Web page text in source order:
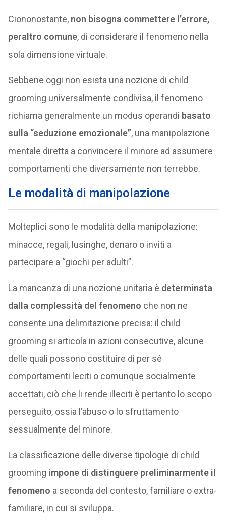
Ciononostante, non bisogna commettere l’errore,
peraltro comune, di considerare il fenomeno nella
sola dimensione virtuale.
Sebbene oggi non esista una nozione di child
grooming universalmente condivisa, il fenomeno
richiama generalmente un modus operandi basato
sulla “seduzione emozionale”, una manipolazione
mentale diretta a convincere il minore ad assumere
comportamenti che diversamente non terrebbe.
Le modalità di manipolazione
Molteplici sono le modalità della manipolazione:
minacce, regali, lusinghe, denaro o inviti a
partecipare a “giochi per adulti”.
La mancanza di una nozione unitaria è determinata
dalla complessità del fenomeno che non ne
consente una delimitazione precisa: il child
grooming si articola in azioni consecutive, alcune
delle quali possono costituire di per sé
comportamenti leciti o comunque socialmente
accettati, ciò che li rende illeciti è pertanto lo scopo
perseguito, ossia l’abuso o lo sfruttamento
sessualmente del minore.
La classificazione delle diverse tipologie di child
grooming impone di distinguere preliminarmente il
fenomeno a seconda del contesto, familiare o extra-
familiare, in cui si sviluppa.